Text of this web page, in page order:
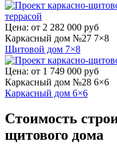
Цена: от 2 282 000 руб
Каркасный дом №27 7×8
Щитовой дом 7×8
Цена: от 1 749 000 руб
Каркасный дом №28 6×6
Каркасный дом 6×6
Стоимость
щитового дома